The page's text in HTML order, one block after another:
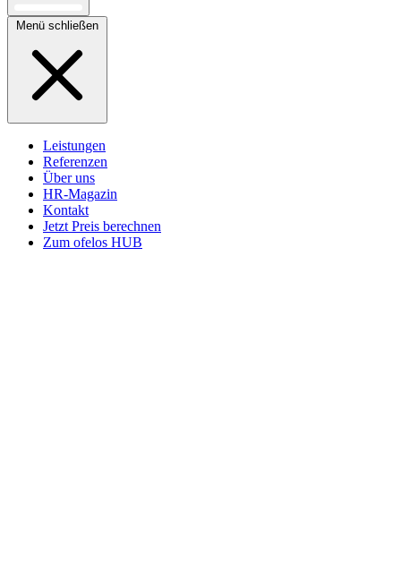
Menü schließen
Leistungen
Referenzen
Über uns
HR-Magazin
Kontakt
Jetzt Preis berechnen
Zum ofelos HUB